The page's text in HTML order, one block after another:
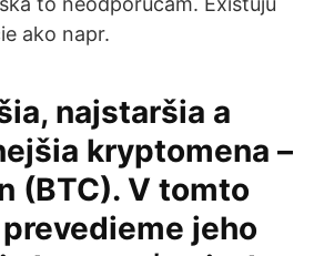
ako napr.
najstaršia a
kryptomena –
(BTC). V tomto
jeho